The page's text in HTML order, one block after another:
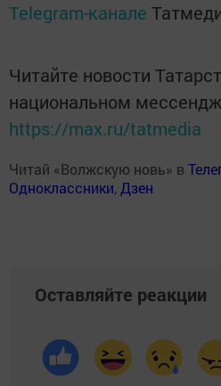
Telegram-канале
Читайте новости
национальном
https://max.ru/tatmedia
Читай «Волжскую новь» в
Одноклассники,Дзен
Оставляйте реакции